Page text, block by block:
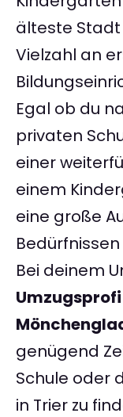
älteste
Vielzahl an
Egal ob du
privaten
einer
einem
eine große
Bei deinem
genügend
Schule oder
in Trier zu